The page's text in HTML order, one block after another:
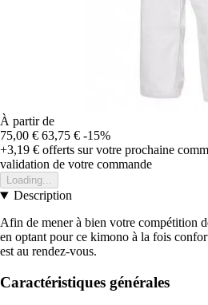
À partir de
75,00 € 63,75 € -15%
+3,19 € offerts sur votre prochaine
validation de votre commande
Loading...
Description
Afin de mener à bien votre compétition
en optant pour ce kimono à la fois
est au rendez-vous.
Caractéristiques générales